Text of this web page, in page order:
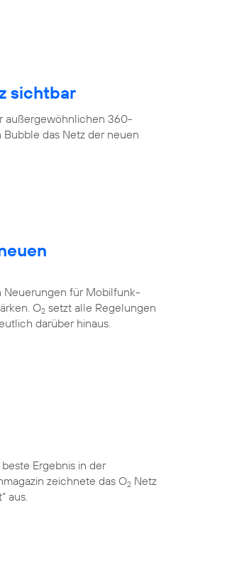
sichtbar
außergewöhnlichen 360-
das Netz der neuen
Neuerungen für Mobilfunk-
O2 setzt alle Regelungen
darüber hinaus.
Ergebnis in der
zeichnete das O2 Netz
aus.